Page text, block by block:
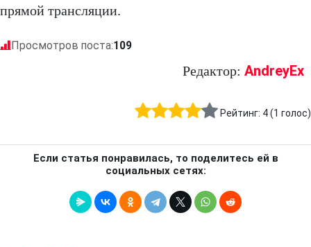
прямой трансляции.
Просмотров поста:109
Редактор: AndreyEx
Рейтинг: 4(1 голос)
Если статья понравилась, то поделитесь ей в
социальных сетях: